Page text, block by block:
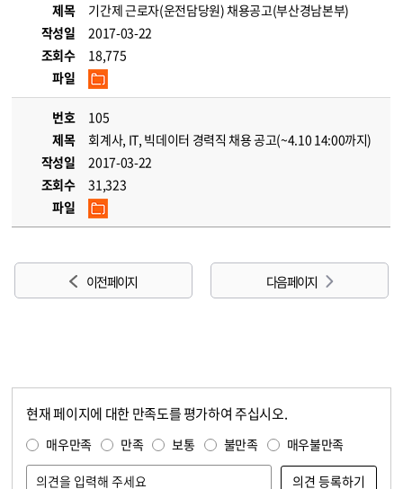
제목
기간제 근로자(운전담당원) 채용공고(부산경남본부)
작성일
2017-03-22
조회수
18,775
파일
번호
105
제목
회계사, IT, 빅데이터 경력직 채용 공고(~4.10 14:00까지)
작성일
2017-03-22
조회수
31,323
파일
이전 페이지 다음 페이지
현재 페이지에 대한 만족도를 평가하여 주십시오.
매우만족 만족 보통 불만족 매우불만족